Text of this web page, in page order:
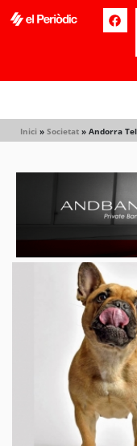
Inici » Societat » Andorra